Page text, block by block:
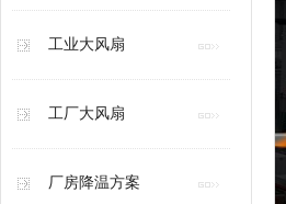
工业大风扇
工厂大风扇
厂房降温方案